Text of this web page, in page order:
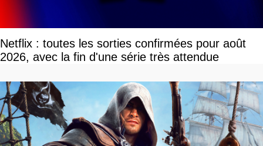
Netflix : toutes les sorties confirmées pour août
2026, avec la fin d'une série très attendue